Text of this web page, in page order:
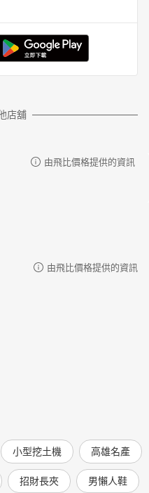
店舖
由飛比價格提供的資訊
由飛比價格提供的資訊
小型挖土機 高雄名產
招財長夾 男懶人鞋